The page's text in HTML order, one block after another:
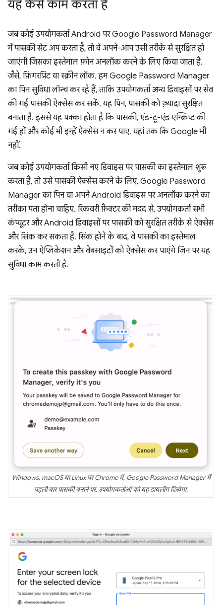
यह कैसे काम करता है
जब कोई उपयोगकर्ता Android पर Google Password Manager
में पासकी सेट अप करता है, तो वे अपने-आप उसी तरीके से सुरक्षित हो
जाएंगी जिसका इस्तेमाल फ़ोन अनलॉक करने के लिए किया जाता है.
जैसे, फ़िंगरप्रिंट या स्क्रीन लॉक. हम Google Password Manager
का पिन सुविधा लॉन्च कर रहे हैं, ताकि उपयोगकर्ता अन्य डिवाइसों पर सेव
की गई पासकी ऐक्सेस कर सकें. यह पिन, पासकी को ज़्यादा सुरक्षित
बनाता है. इससे यह पक्का होता है कि पासकी, एंड-टू-एंड एन्क्रिप्ट की
गई हों और कोई भी इन्हें ऐक्सेस न कर पाए. यहां तक कि Google भी
नहीं.
जब कोई उपयोगकर्ता किसी नए डिवाइस पर पासकी का इस्तेमाल शुरू
करता है, तो उसे पासकी ऐक्सेस करने के लिए, Google Password
Manager का पिन या अपने Android डिवाइस पर अनलॉक करने का
तरीका पता होना चाहिए. रिकवरी फ़ैक्टर की मदद से, उपयोगकर्ता सभी
कंप्यूटर और Android डिवाइसों पर पासकी को सुरक्षित तरीके से ऐक्सेस
और सिंक कर सकता है. सिंक होने के बाद, वे पासकी का इस्तेमाल
करके, उन ऐप्लिकेशन और वेबसाइटों को ऐक्सेस कर पाएंगे जिन पर यह
सुविधा काम करती है.
Windows, macOS या Linux पर Chrome में, Google Password Manager में
पहली बार पासकी बनाने पर, उपयोगकर्ताओं को यह डायलॉग दिखेगा.